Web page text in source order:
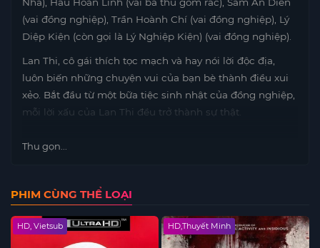
(vai đồng nghiệp), Trần Hoành Chí (vai đồng nghiệp), Lý
Diệp Kiện (còn gọi là Lý Nghiệp Kiện) (vai đồng nghiệp).
Lan Thi, cô gái thích tọc mạch và hay nói lời độc địa,
luôn biến những chuyện vui của bạn bè thành điều xui
xẻo. Bắt đầu từ một bữa tiệc sinh nhật của đồng nghiệp,
mỗi lời xấu của Lan Thi đều trở thành sự thật.
Thu gọn...
PHIM CÙNG THỂ LOẠI
HD, Vietsub HD,Thuyết Minh